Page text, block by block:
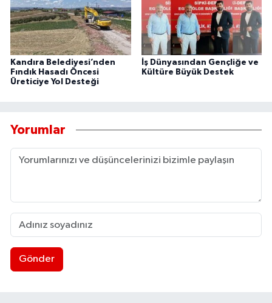
Kandıra Belediyesi’nden
Fındık Hasadı Öncesi
Üreticiye Yol Desteği
İş Dünyasından Gençliğe ve
Kültüre Büyük Destek
Yorumlar
Gönder